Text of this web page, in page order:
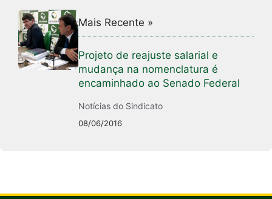
Mais Recente »
Projeto de reajuste salarial e
mudança na nomenclatura é
encaminhado ao Senado Federal
Notícias do Sindicato
08/06/2016